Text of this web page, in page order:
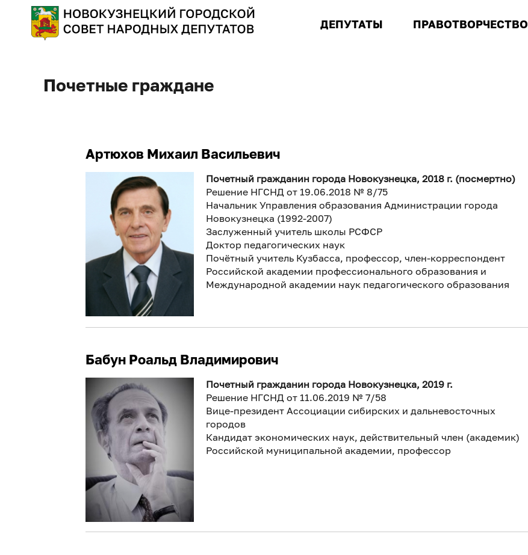
ДЕПУТАТЫ ПРАВОТВОРЧЕСТВО
Почетные граждане
Артюхов Михаил Васильевич
Почетный гражданин города Новокузнецка, 2018 г. (посмертно)
Решение НГСНД от 19.06.2018 № 8/75
Начальник Управления образования Администрации города
Новокузнецка (1992-2007)
Заслуженный учитель школы РСФСР
Доктор педагогических наук
Почётный учитель Кузбасса, профессор, член-корреспондент
Российской академии профессионального образования и
Международной академии наук педагогического образования
Бабун Роальд Владимирович
Почетный гражданин города Новокузнецка, 2019 г.
Решение НГСНД от 11.06.2019 № 7/58
Вице-президент Ассоциации сибирских и дальневосточных
городов
Кандидат экономических наук, действительный член (академик)
Российской муниципальной академии, профессор